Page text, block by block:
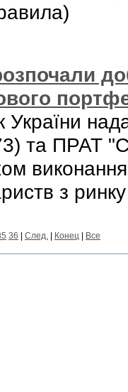
України
та ПРАТ
з ринку
36 След. Конец Все